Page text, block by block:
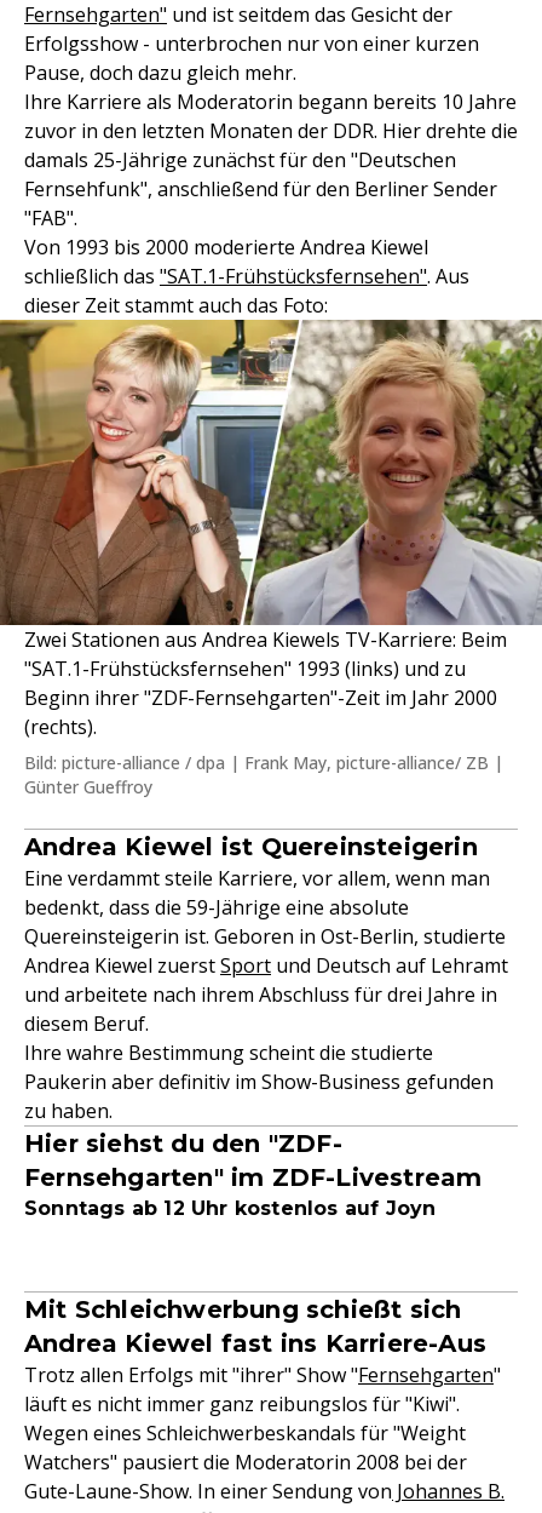
Fernsehgarten" und ist seitdem das Gesicht der
Erfolgsshow - unterbrochen nur von einer kurzen
Pause, doch dazu gleich mehr.
Ihre Karriere als Moderatorin begann bereits 10 Jahre
zuvor in den letzten Monaten der DDR. Hier drehte die
damals 25-Jährige zunächst für den "Deutschen
Fernsehfunk", anschließend für den Berliner Sender
"FAB".
Von 1993 bis 2000 moderierte Andrea Kiewel
schließlich das "SAT.1-Frühstücksfernsehen". Aus
dieser Zeit stammt auch das Foto:
Zwei Stationen aus Andrea Kiewels TV-Karriere: Beim
"SAT.1-Frühstücksfernsehen" 1993 (links) und zu
Beginn ihrer "ZDF-Fernsehgarten"-Zeit im Jahr 2000
(rechts).
Bild: picture-alliance / dpa | Frank May, picture-alliance/ ZB |
Günter Gueffroy
Andrea Kiewel ist Quereinsteigerin
Eine verdammt steile Karriere, vor allem, wenn man
bedenkt, dass die 59-Jährige eine absolute
Quereinsteigerin ist. Geboren in Ost-Berlin, studierte
Andrea Kiewel zuerstSport und Deutsch auf Lehramt
und arbeitete nach ihrem Abschluss für drei Jahre in
diesem Beruf.
Ihre wahre Bestimmung scheint die studierte
Paukerin aber definitiv im Show-Business gefunden
zu haben.
Hier siehst du den "ZDF-
Fernsehgarten" im ZDF-Livestream
Sonntags ab 12 Uhr kostenlos auf Joyn
Mit Schleichwerbung schießt sich
Andrea Kiewel fast ins Karriere-Aus
Trotz allen Erfolgs mit "ihrer" Show "Fernsehgarten"
läuft es nicht immer ganz reibungslos für "Kiwi".
Wegen eines Schleichwerbeskandals für "Weight
Watchers" pausiert die Moderatorin 2008 bei der
Gute-Laune-Show. In einer Sendung von Johannes B.